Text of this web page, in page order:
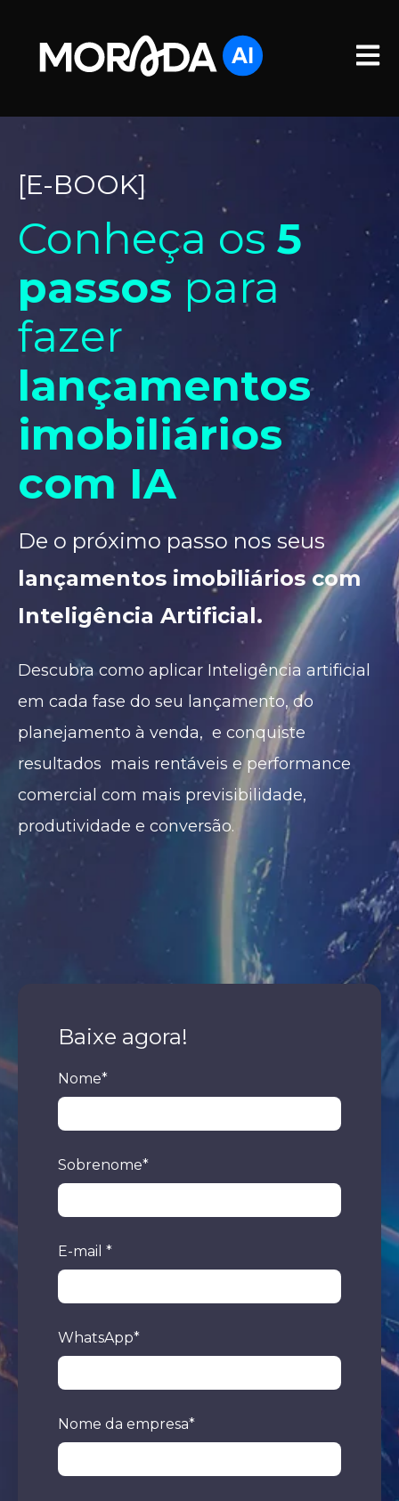
Open
[E-BOOK]
Conheça os 5
passos para
fazer
lançamentos
imobiliários
com IA
De o próximo passo nos seus
lançamentos imobiliários com
Inteligência Artificial.
Descubra como aplicar Inteligência artificial
em cada fase do seu lançamento, do
planejamento à venda, e conquiste
resultados mais rentáveis e performance
comercial com mais previsibilidade,
produtividade e conversão.
Baixe agora!
Nome*
Sobrenome*
E-mail *
WhatsApp*
Nome da empresa*